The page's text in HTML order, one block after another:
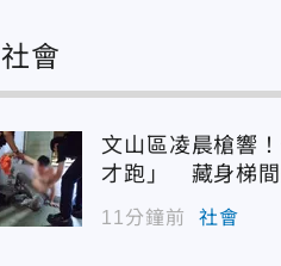
社會
文山區凌晨槍響
才跑」 藏身梯間
11分鐘前 社會